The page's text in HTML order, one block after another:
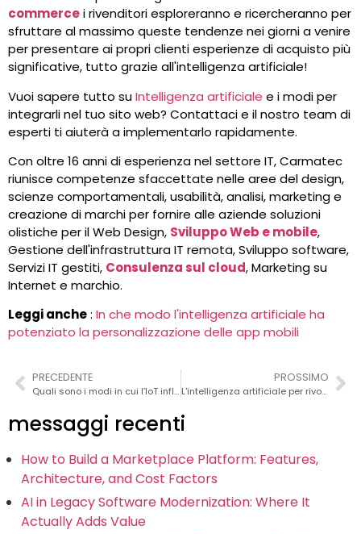
commercei rivenditori esploreranno e ricercheranno per
sfruttare al massimo queste tendenze nei giorni a venire
per presentare ai propri clienti esperienze di acquisto più
significative, tutto grazie all'intelligenza artificiale!
Vuoi sapere tutto suIntelligenza artificiale e i modi per
integrarli nel tuo sito web? Contattaci e il nostro team di
esperti ti aiuterà a implementarlo rapidamente.
Con oltre 16 anni di esperienza nel settore IT, Carmatec
riunisce competenze sfaccettate nelle aree del design,
scienze comportamentali, usabilità, analisi, marketing e
creazione di marchi per fornire alle aziende soluzioni
olistiche per il Web Design, Sviluppo Web e mobile,
Gestione dell'infrastruttura IT remota, Sviluppo software,
Servizi IT gestiti, Consulenza sul cloud, Marketing su
Internet e marchio.
Leggi anche: In che modo l'intelligenza artificiale ha
potenziato la personalizzazione delle app mobili
PRECEDENTE
Quali sono i modi in cui l’IoT influisce sullo sviluppo di app mobili?
PROSSIMO
L'intelligenza artificiale per rivoluzionare lo sviluppo di app mobile
messaggi recenti
How to Build a Marketplace Platform: Features,
Architecture, and Cost Factors
AI in Legacy Software Modernization: Where It
Actually Adds Value